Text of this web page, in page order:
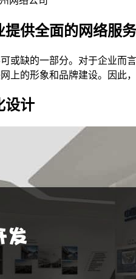
提供全面的网络服务
或缺的一部分。对于企业
上的形象和品牌建设。因此
设计